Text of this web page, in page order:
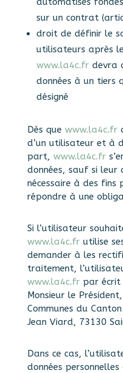
sur un contrat
droit de définir le
utilisateurs après
www.la4c.frdevra
données à un tiers
désigné
Dès que www.la4c.fr
d’un utilisateur et à
part, www.la4c.fr
données, sauf si leur
nécessaire à des
répondre à une
Si l’utilisateur
www.la4c.frutilise
demander à les
traitement,
www.la4c.frpar écrit
Monsieur le
Communes du
Jean Viard, 73130
Dans ce cas,
données